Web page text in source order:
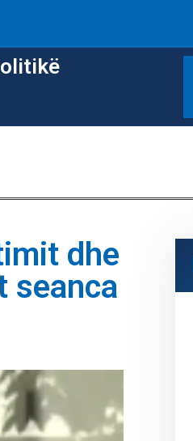
dhe
seanca